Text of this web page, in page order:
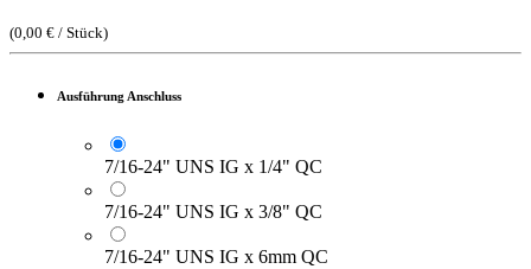
(0,00 € / Stück)
Ausführung Anschluss
7/16-24" UNS IG x 1/4" QC
7/16-24" UNS IG x 3/8" QC
7/16-24" UNS IG x 6mm QC